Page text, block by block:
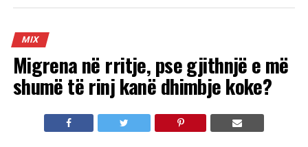
MIX
Migrena në rritje, pse gjithnjë e më
shumë të rinj kanë dhimbje koke?